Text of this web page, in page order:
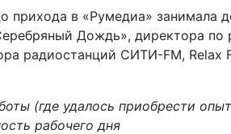
прихода в «Румедиа» занимала
Дождь», директора
радиостанций СИТИ-FM, Relax
(где удалось приобрести
рабочего дня